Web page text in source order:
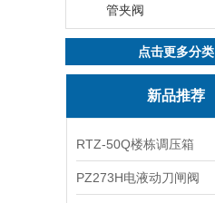
管夹阀
点击更多分类
新品推荐
RTZ-50Q楼栋调压箱
PZ273H电液动刀闸阀